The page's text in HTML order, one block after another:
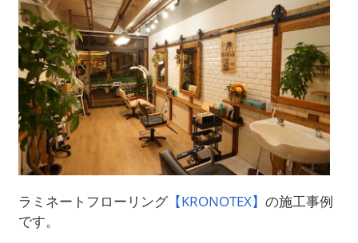
ラミネートフローリング【KRONOTEX】の施工事例
です。